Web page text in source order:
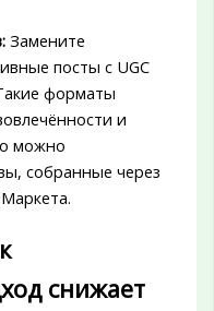
Замените
посты с UGC
форматы
и
можно
собранные через
снижает